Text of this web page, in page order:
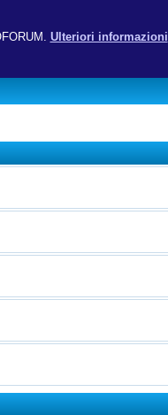
Ulteriori informazioni